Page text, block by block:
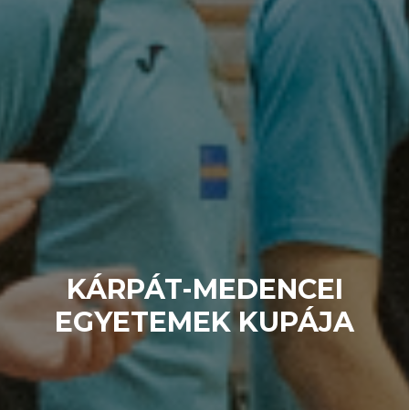
KÁRPÁT-MEDENCEI
EGYETEMEK KUPÁJA